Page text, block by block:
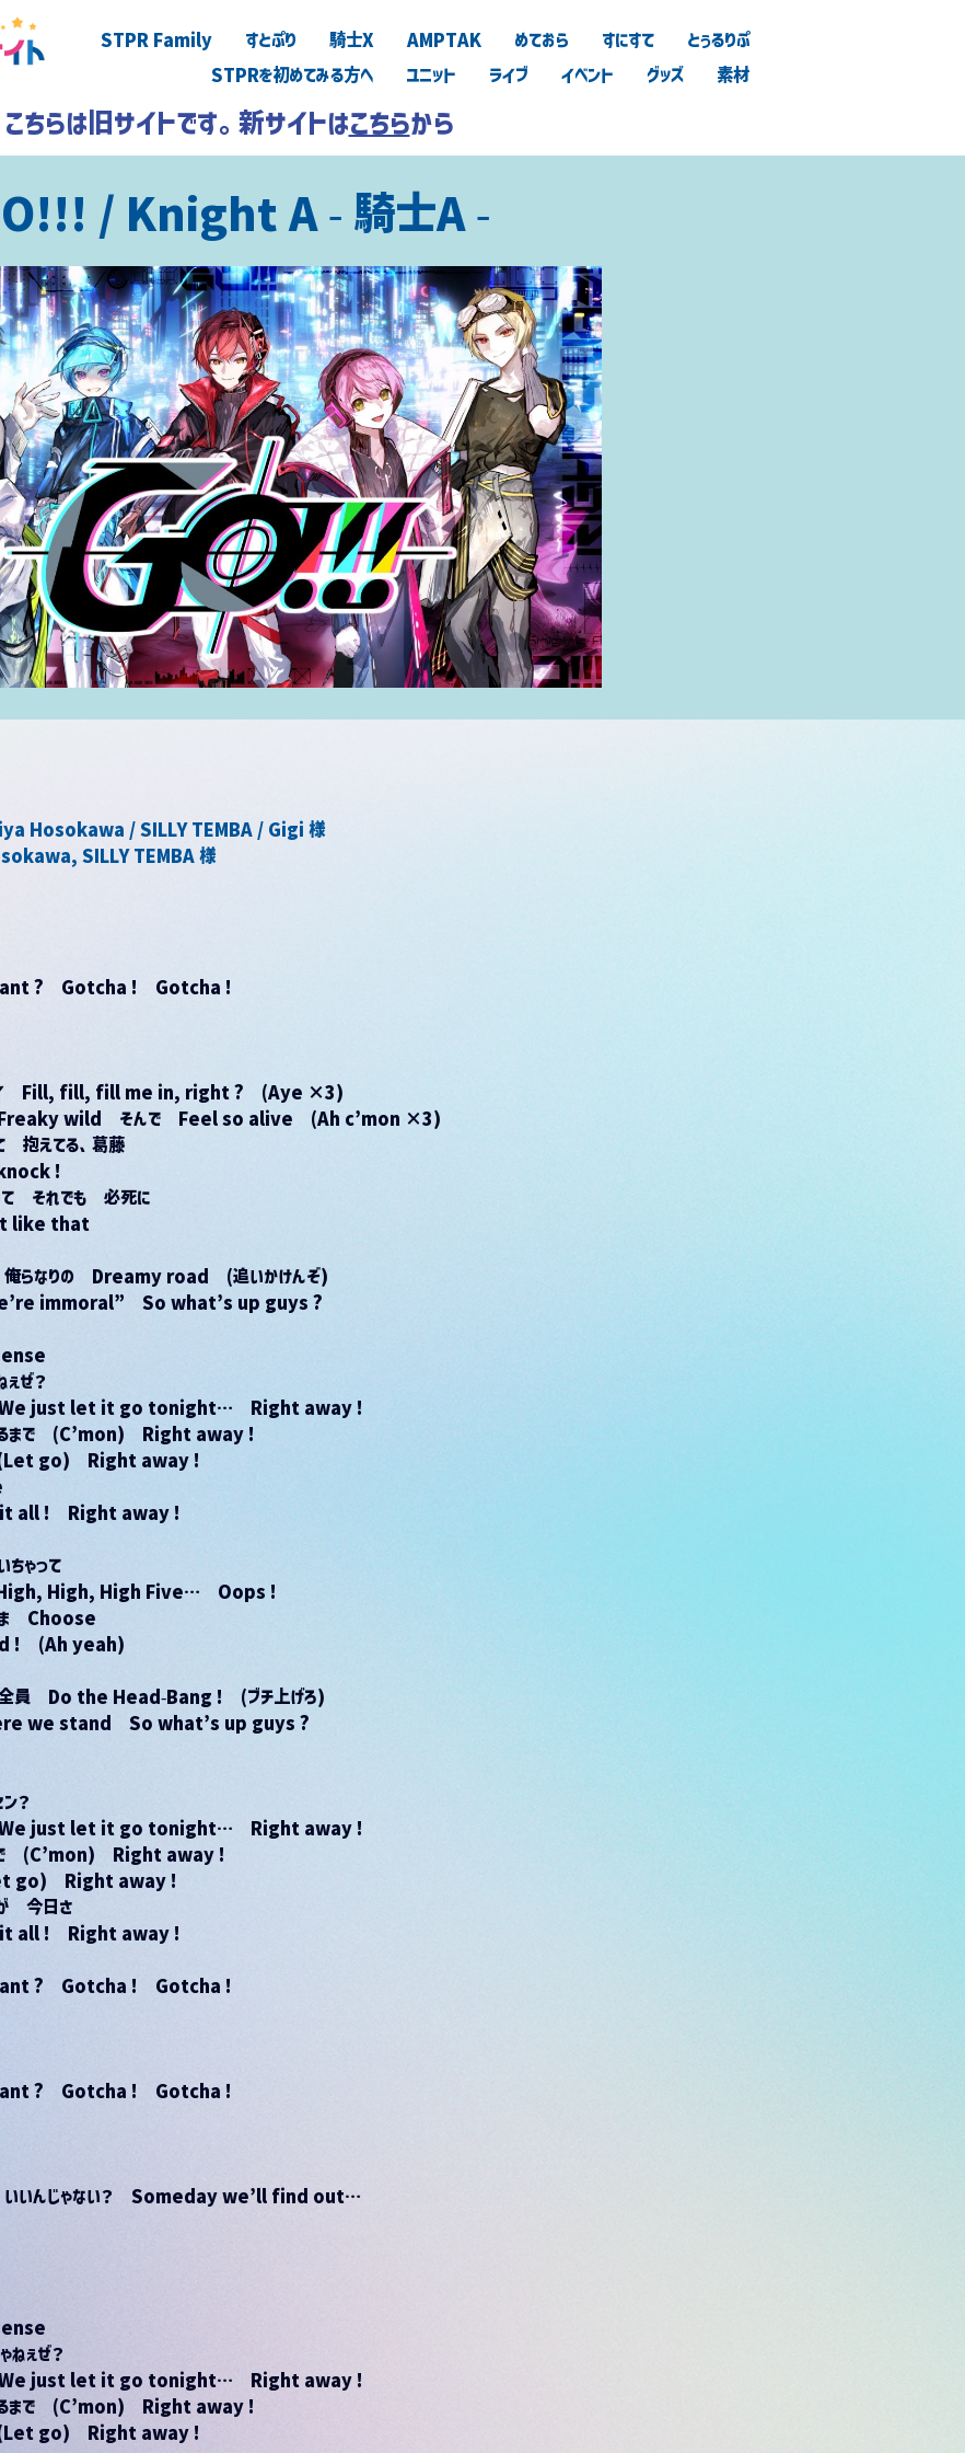
STPR Family すとぷり 騎士X AMPTAK めておら すにすて
とぅるりぷ
STPRを初めてみる方へ
ユニット ライブ イベント グッズ 素材
こちらは旧サイトです。新サイトはこちらから
/ Knight A - 騎士A -
Hosokawa / SILLY TEMBA / Gigi 様
SILLY TEMBA 様
?　Gotcha !　Gotcha !
ナイ　Fill, fill, fill me in, right ?　(Aye ×3)
　Freaky wild　そんで　Feel so alive　(Ah c’mon ×3)
抱えてる、葛藤
knock !
　それでも　必死に
like that
りの　Dreamy road　(追いかけんぞ)
immoral”　So what’s up guys ?
ぜ？
just let it go tonight…　Right away !
で　(C’mon)　Right away !
　(Let go)　Right away !
all !　Right away !
ゃって
High, High, High Five…　Oops !
ま　Choose
!　(Ah yeah)
　Do the Head-Bang !　(ブチ上げろ)
we stand　So what’s up guys ?
？
just let it go tonight…　Right away !
　(C’mon)　Right away !
(Let go)　Right away !
　今日さ
all !　Right away !
?　Gotcha !　Gotcha !
?　Gotcha !　Gotcha !
いんじゃない？　Someday we’ll find out…
ぇぜ？
just let it go tonight…　Right away !
で　(C’mon)　Right away !
　(Let go)　Right away !